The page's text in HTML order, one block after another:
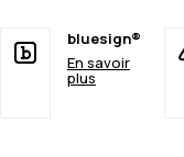
bluesign®
En savoir
plus